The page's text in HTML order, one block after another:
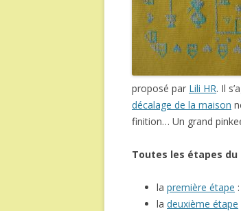
proposé par Lili HR. Il
décalage de la maison
finition… Un grand
Toutes les étapes du
la première étape
la deuxième étape